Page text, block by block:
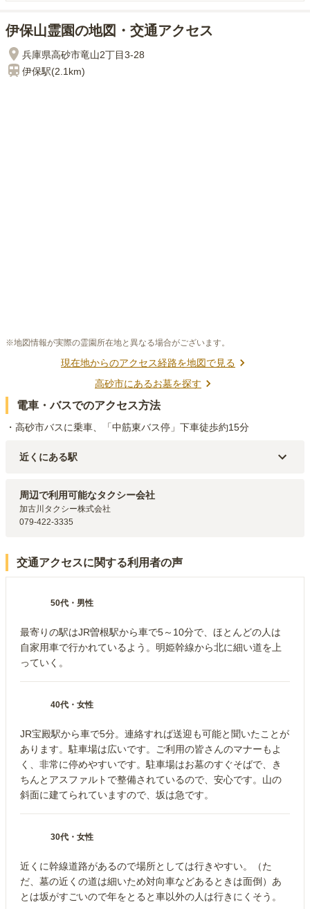
伊保山霊園の地図・交通アクセス
兵庫県高砂市竜山2丁目3-28
伊保駅(2.1km)
※地図情報が実際の霊園所在地と異なる場合がございます。
現在地からのアクセス経路を地図で見る
高砂市にあるお墓を探す
電車・バスでのアクセス方法
・高砂市バスに乗車、「中筋東バス停」下車徒歩約15分
近くにある駅
周辺で利用可能なタクシー会社
加古川タクシー株式会社
079-422-3335
交通アクセスに関する利用者の声
50代 ・ 男性
最寄りの駅はJR曽根駅から車で5～10分で、ほとんどの人は
自家用車で行かれているよう。明姫幹線から北に細い道を上
っていく。
40代 ・ 女性
JR宝殿駅から車で5分。連絡すれば送迎も可能と聞いたことが
あります。駐車場は広いです。ご利用の皆さんのマナーもよ
く、非常に停めやすいです。駐車場はお墓のすぐそばで、き
ちんとアスファルトで整備されているので、安心です。山の
斜面に建てられていますので、坂は急です。
30代 ・ 女性
近くに幹線道路があるので場所としては行きやすい。（た
だ、墓の近くの道は細いため対向車などあるときは面倒）あ
とは坂がすごいので年をとると車以外の人は行きにくそう。